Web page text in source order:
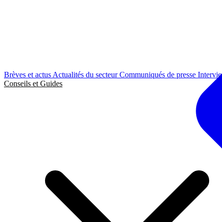
Brèves et actus Actualités du secteurCommuniqués de presse
Conseils et Guides